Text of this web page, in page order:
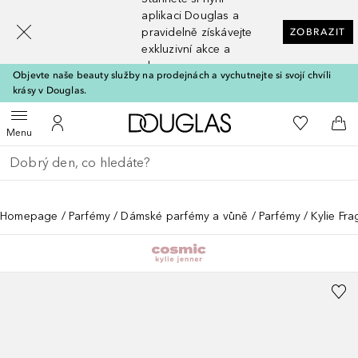
aplikaci Douglas a
pravidelně získávejte
exkluzivní akce a
slevy
ZOBRAZIT
Objevte naše beauty služby na prodejnách a vychutnejte si svojí chvíli
krásy v Douglas.
MenuOtevřít menuK mému účtu
Domů K mému
Do
Vraťte se
Proveďte vyhledávání
Homepage Parfémy Dámské parfémy a vůně Parfémy Kylie
[navigation.slideout.screenreader]